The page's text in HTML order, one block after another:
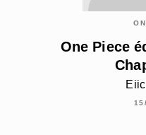
One Piece